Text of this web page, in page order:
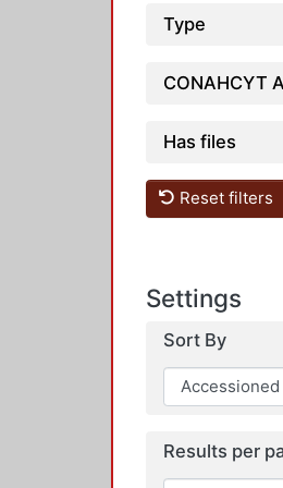
Type
CONAHCYT
Has files
Reset filters
Settings
Sort By
Results per